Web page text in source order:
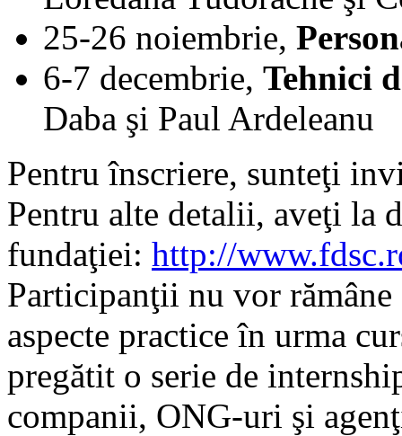
25-26 noiembrie,
6-7 decembrie, Tehnici
Daba şi Paul Ardeleanu
Pentru înscriere, sunteţi
Pentru alte detalii, aveţi la
fundaţiei: http://
Participanţii nu vor
aspecte practice în urma
pregătit o serie de
companii, ONG-uri şi